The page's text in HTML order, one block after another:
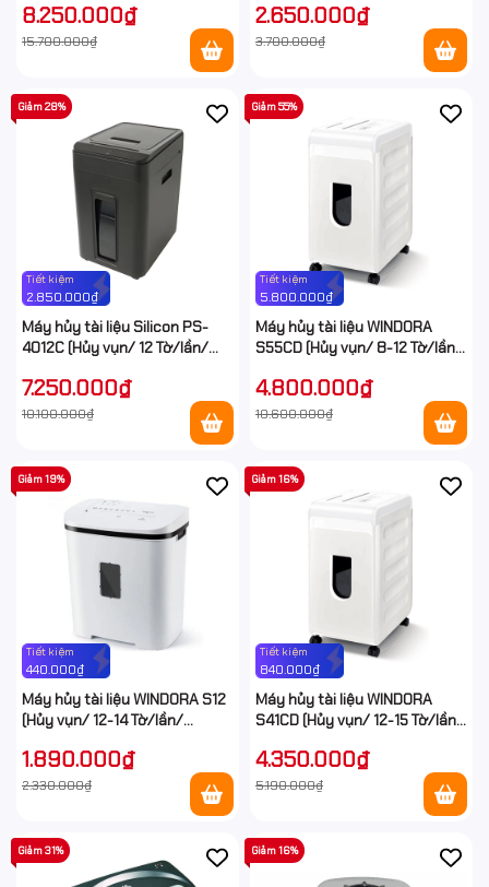
8.250.000₫
15.700.000₫
2.650.000₫
3.700.000₫
Tiết kiệm
2.850.000₫
Giảm 28%
Máy hủy tài liệu Silicon PS-
4012C (Hủy vụn/ 12 Tờ/lần/
7.250.000₫
10.100.000₫
Tiết kiệm
5.800.000₫
Giảm 55%
Máy hủy tài liệu WINDORA
S55CD (Hủy vụn/ 8-12 Tờ/lần/
4.800.000₫
10.600.000₫
Tiết kiệm
440.000₫
Giảm 19%
Máy hủy tài liệu WINDORA S12
(Hủy vụn/ 12-14 Tờ/lần/
1.890.000₫
2.330.000₫
Tiết kiệm
840.000₫
Giảm 16%
Máy hủy tài liệu WINDORA
S41CD (Hủy vụn/ 12-15 Tờ/lần/
4.350.000₫
5.190.000₫
Giảm 31% Giảm 16%